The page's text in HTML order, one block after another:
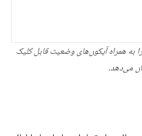
به همراه آیکون‌های وضعیت قابل کلیک
می‌دهد.